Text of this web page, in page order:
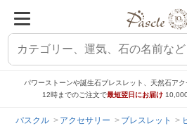
パワーストーンや誕生石ブレスレット、天然石ア
12時までのご注文で最短翌日にお届け
パスクル アクセサリー ブレスレット